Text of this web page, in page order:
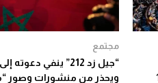
مجتمع
“جيل زد 212” ينفي
ويحذر من منشورات وصور